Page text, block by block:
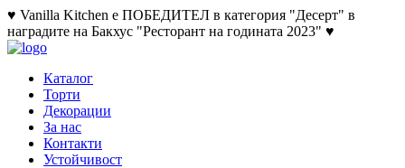
♥ Vanilla Kitchen е ПОБЕДИТЕЛ в категория "Десерт" в
наградите на Бакхус "Ресторант на годината 2023" ♥
Каталог
Торти
Декорации
За нас
Контакти
Устойчивост